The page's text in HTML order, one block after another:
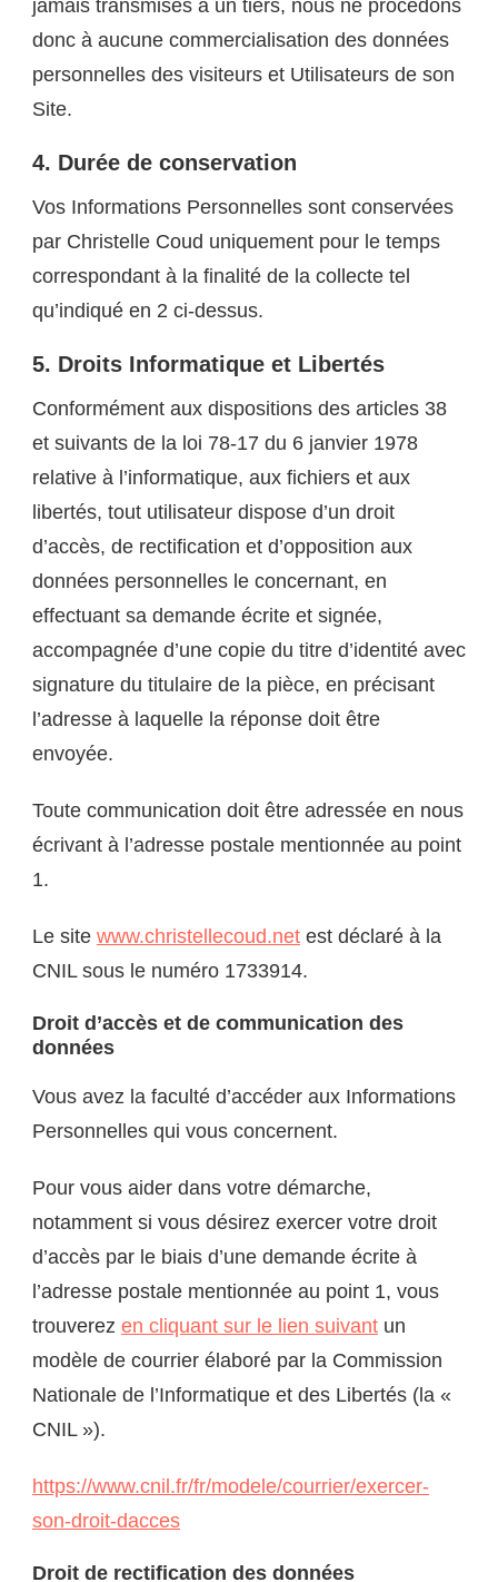
jamais transmises à un tiers, nous ne procédons
donc à aucune commercialisation des données
personnelles des visiteurs et Utilisateurs de son
Site.
4. Durée de conservation
Vos Informations Personnelles sont conservées
par Christelle Coud uniquement pour le temps
correspondant à la finalité de la collecte tel
qu’indiqué en 2 ci-dessus.
5. Droits Informatique et Libertés
Conformément aux dispositions des articles 38
et suivants de la loi 78-17 du 6 janvier 1978
relative à l’informatique, aux fichiers et aux
libertés, tout utilisateur dispose d’un droit
d’accès, de rectification et d’opposition aux
données personnelles le concernant, en
effectuant sa demande écrite et signée,
accompagnée d’une copie du titre d’identité avec
signature du titulaire de la pièce, en précisant
l’adresse à laquelle la réponse doit être
envoyée.
Toute communication doit être adressée en nous
écrivant à l’adresse postale mentionnée au point
1.
Le site www.christellecoud.net est déclaré à la
CNIL sous le numéro 1733914.
Droit d’accès et de communication des
données
Vous avez la faculté d’accéder aux Informations
Personnelles qui vous concernent.
Pour vous aider dans votre démarche,
notamment si vous désirez exercer votre droit
d’accès par le biais d’une demande écrite à
l’adresse postale mentionnée au point 1, vous
trouverez en cliquant sur le lien suivant un
modèle de courrier élaboré par la Commission
Nationale de l’Informatique et des Libertés (la «
CNIL »).
https://www.cnil.fr/fr/modele/courrier/exercer-
son-droit-dacces
Droit de rectification des données